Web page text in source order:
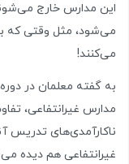
این مدارس خارج
می‌شود، مثل وقتی که
می‌کنند!
به گفته معلمان در
مدارس غیرانتفاعی،
ناکارآمدی‌های تدریس
غیرانتفاعی هم دیده